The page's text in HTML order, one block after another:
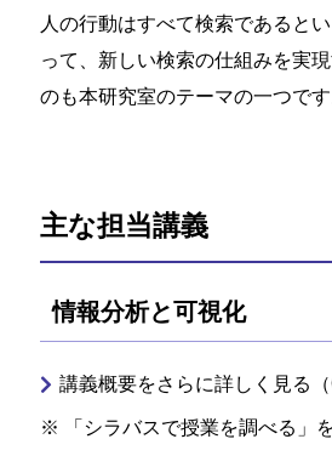
人の行動はすべて検索であると
って、新しい検索の仕組みを実
のも本研究室のテーマの一つです
主な担当講義
情報分析と可視化
講義概要をさらに詳しく見る（
「シラバスで授業を調べる」